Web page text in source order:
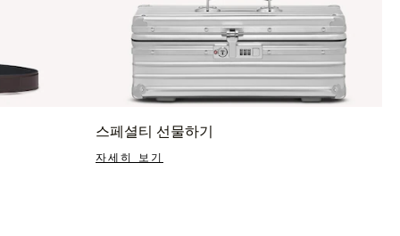
스페셜티 선물하기
자세히 보기